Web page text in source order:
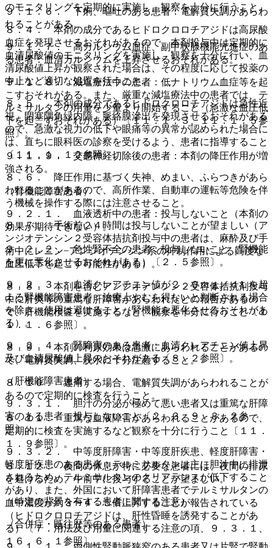
９．１．６． 下痢、嘔吐のある患者：電解質失調があらわ
れることがある。
９．１．７． 高カルシウム血症、副甲状腺機能亢進症のあ
る患者：血清カルシウムを上昇させるおそれがある。
９．１．８． 減塩療法中の患者：低ナトリウム血症等を起
こすおそれがある。また、厳重な減塩療法中の患者では、テ
ルミサルタンの用量を少量より開始すること（急激な血圧低
下を起こすおそれがある）〔１１．１．３、１１．１．５参
照〕。
９．１．９． 交感神経切除後の患者：本剤の降圧作用が増
強される。
（腎機能障害患者）
９．２．１． 血液透析中の患者：投与しないこと（本剤の
効果が期待できない）。
９．２．２． 急性腎不全の患者：投与しないこと（腎機能
を更に悪化させるおそれがある）〔２．５参照〕。
９．２．３． 血清クレアチニン値が２．０ｍｇ／ｄＬを超
える腎機能障害患者：治療上やむを得ないと判断される場合
を除き、使用は避けること（腎機能を悪化させるおそれがあ
る）。
９．２．４． 腎障害のある患者：血清クレアチニン値上昇
及び血清尿酸値上昇のおそれがある〔８．２参照〕。
（肝機能障害患者）
９．３．１． 胆汁の分泌が極めて悪い患者又は重篤な肝障
害のある患者：投与しないこと〔２．３、９．３．２参
照〕。
９．３．２． 中等度肝障害・中等度肝疾患、軽度肝障害・
軽度肝疾患のある患者：テルミサルタンは主に胆汁中に排泄
されるため、テルミサルタンのクリアランスが低下すること
があり、また、外国において肝障害患者でテルミサルタンの
血中濃度が約３〜４．５倍上昇することが報告されている
（ヒドロクロロチアジドは、肝性昏睡を誘発することがあ
る）〔７．用法及び用量に関連する注意の項、９．３．１、
１６．６．１参照〕。
のモニタリングを定期的に実施し、観察を十分に行うこと。
８．４． 本剤の成分であるヒドロクロロチアジドは高尿酸
血症を発現させるおそれがあるので、本剤投与中は定期的に
血清尿酸値のモニタリングを実施し、観察を十分に行い、血
清尿酸値上昇が観察された場合は、その程度に応じて投薬の
中止など適切な処置を行うこと。
８．５． 本剤の成分であるヒドロクロロチアジドは急性近
視、閉塞隅角緑内障、脈絡膜滲出を発現させるおそれがある
ので、急激な視力の低下や眼痛等の異常が認められた場合に
は、直ちに眼科医の診察を受けるよう、患者に指導すること
〔１１．１．１２参照〕。
８．６． 降圧作用に基づく失神、めまい、ふらつきがあら
われることがあるので、高所作業、自動車の運転等危険を伴
う機械を操作する際には注意させること。
８．７． 手術前２４時間は投与しないことが望ましい（ア
ンジオテンシン２受容体拮抗剤投与中の患者は、麻酔及び手
術中にレニン−アンジオテンシン系の抑制作用による高度な
血圧低下を起こす可能性がある）。
８．８． 本剤を含むアンジオテンシン２受容体拮抗剤投与
中に肝炎等の重篤な肝障害があらわれたとの報告があるの
で、肝機能検査を実施するなど、観察を十分に行うこと〔１
１．１．６参照〕。
８．９． 本剤の利尿効果は急激にあらわれることがあるの
で、電解質失調、脱水に十分注意すること。
８．１０． 連用する場合、電解質失調があらわれることが
あるので定期的に検査を行うこと。
８．１１． 重篤な血液障害があらわれることがあるので、
定期的に検査を実施するなど観察を十分に行うこと〔１１．
１．９参照〕。
８．１２． 夜間の休息が特に必要な患者には、夜間の排尿
を避けるため、午前中に投与することが望ましい。
（特定の背景を有する患者に関する注意）
（合併症・既往歴等のある患者）